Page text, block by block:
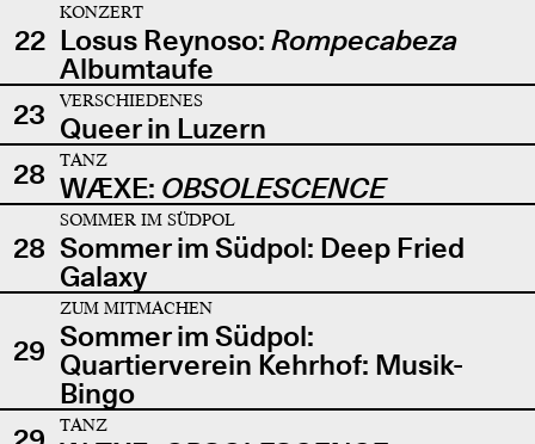
22
KONZERT
Losus Reynoso: Rompecabeza
Albumtaufe
23
VERSCHIEDENES
Queer in Luzern
28
TANZ
WÆXE: OBSOLESCENCE
28
SOMMER IM SÜDPOL
Sommer im Südpol: Deep Fried
Galaxy
29
ZUM MITMACHEN
Sommer im Südpol:
Quartierverein Kehrhof: Musik-
Bingo
TANZ